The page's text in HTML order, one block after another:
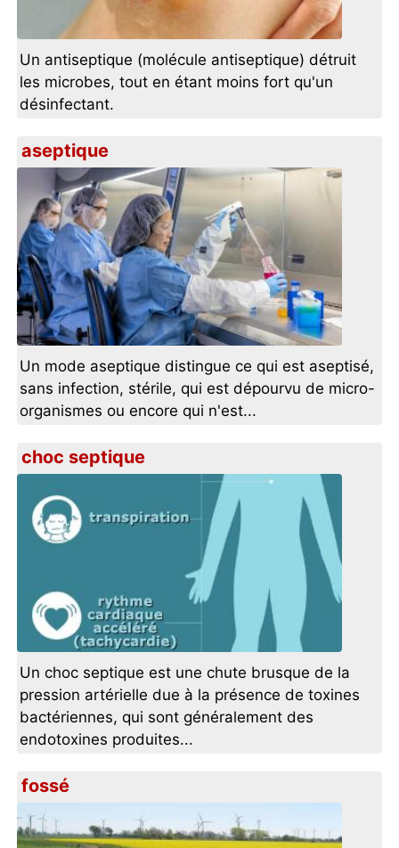
Un antiseptique (molécule antiseptique) détruit
les microbes, tout en étant moins fort qu'un
désinfectant.
aseptique
Un mode aseptique distingue ce qui est aseptisé,
sans infection, stérile, qui est dépourvu de micro-
organismes ou encore qui n'est...
choc septique
Un choc septique est une chute brusque de la
pression artérielle due à la présence de toxines
bactériennes, qui sont généralement des
endotoxines produites...
fossé